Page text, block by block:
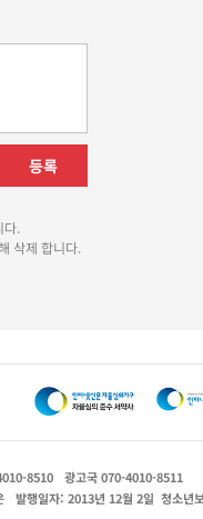
등록
다.
삭제 합니다.
8510
광고국 070-4010-8511
발행일자: 2013년 12월 2일 청소년